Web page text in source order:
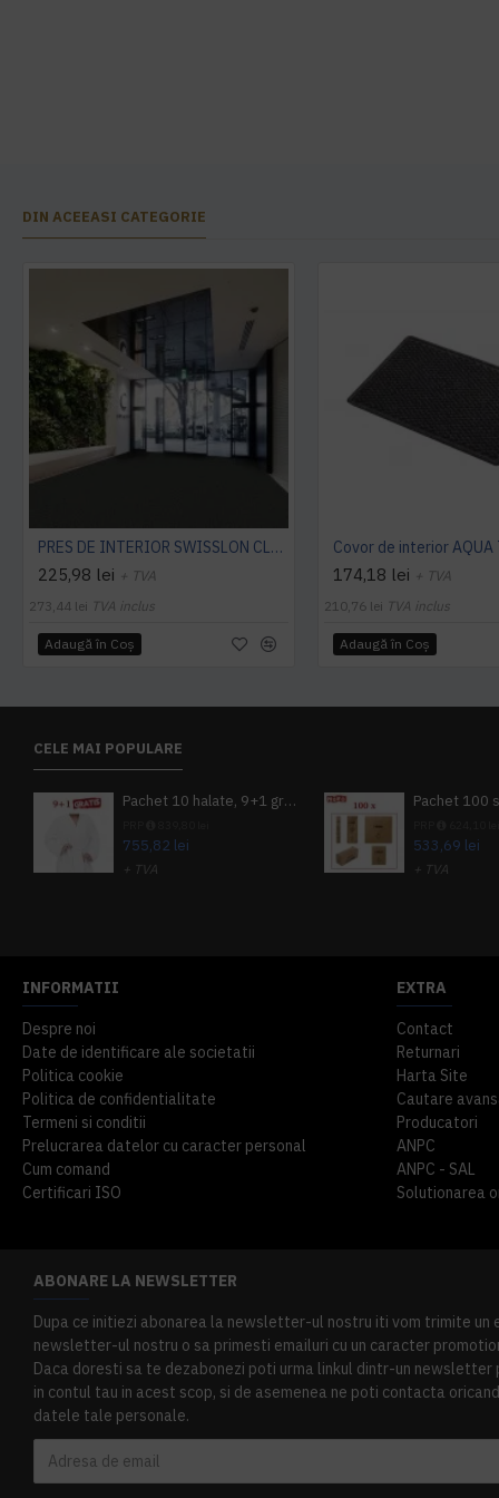
DIN ACEEASI CATEGORIE
PRES DE INTERIOR SWISSLON CLASSIC, NOTRAX
225,98 lei + TVA
273,44 lei TVA inclus
Adaugă în Coş
Covor de interior AQUA
174,18 lei + TVA
210,76 lei TVA inclus
Adaugă în Coş
CELE MAI POPULARE
Pachet 10 halate, 9+1 gratuit
755,82 lei
+ TVA
533,69 lei
+ TVA
INFORMATII
Despre noi
Date de identificare ale societatii
Politica cookie
Politica de confidentialitate
Termeni si conditii
Prelucrarea datelor cu caracter personal
Cum comand
Certificari ISO
EXTRA
Contact
Returnari
Harta Site
Cautare
Producatori
ANPC
ANPC - SAL
Solutionarea
ABONARE LA NEWSLETTER
Dupa ce initiezi abonarea la newsletter-ul nostru iti vom trimite
newsletter-ul nostru o sa primesti emailuri cu un caracter
Daca doresti sa te dezabonezi poti urma linkul dintr-un
in contul tau in acest scop, si de asemenea ne poti contacta
datele tale personale.